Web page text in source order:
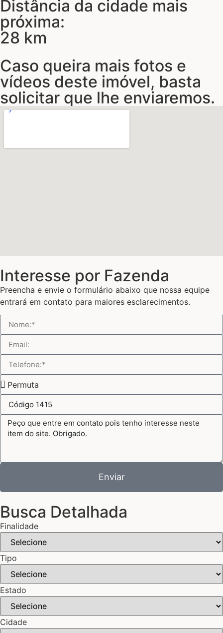
Distância da cidade mais
próxima:
28 km
Caso queira mais fotos e
vídeos deste imóvel, basta
solicitar que lhe enviaremos.
Interesse por Fazenda
Preencha e envie o formulário abaixo que nossa equipe
entrará em contato para maiores esclarecimentos.
Enviar
Busca Detalhada
Finalidade
Tipo
Estado
Cidade